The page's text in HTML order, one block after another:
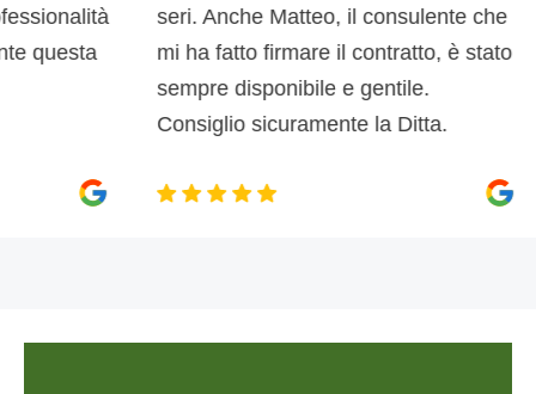
seri. Anche Matteo, il consulente che
mi ha fatto firmare il contratto, è stato
sempre disponibile e gentile.
Consiglio sicuramente la Ditta.